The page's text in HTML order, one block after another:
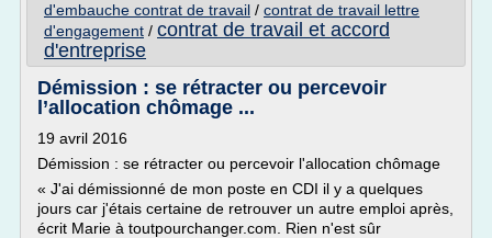
d'embauche contrat de travail / contrat de travail lettre
d'engagement / contrat de travail et accord
d'entreprise
Démission : se rétracter ou percevoir
l’allocation chômage ...
19 avril 2016
Démission : se rétracter ou percevoir l'allocation chômage
« J'ai démissionné de mon poste en CDI il y a quelques
jours car j'étais certaine de retrouver un autre emploi après,
écrit Marie à toutpourchanger.com. Rien n'est sûr